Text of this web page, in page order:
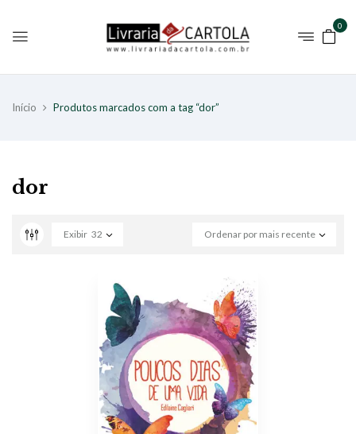
0
Início Produtos marcados com a tag “dor”
dor
Ordenar por mais recente
Exibir 32